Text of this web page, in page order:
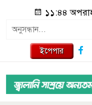
১১:৪৪
ইপেপার